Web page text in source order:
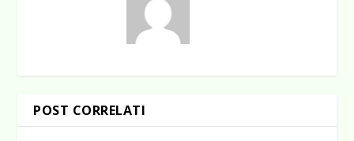
POST CORRELATI